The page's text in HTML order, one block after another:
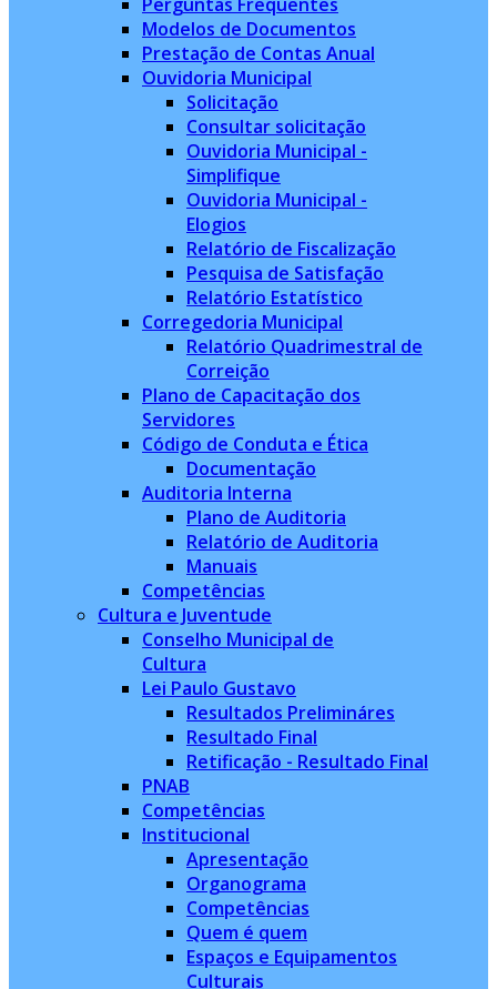
Modelos de Documentos
Prestação de Contas Anual
Ouvidoria Municipal
Solicitação
Consultar solicitação
Ouvidoria Municipal -
Simplifique
Ouvidoria Municipal -
Elogios
Relatório de Fiscalização
Pesquisa de Satisfação
Relatório Estatístico
Corregedoria Municipal
Relatório Quadrimestral de
Correição
Plano de Capacitação dos
Servidores
Código de Conduta e Ética
Documentação
Auditoria Interna
Plano de Auditoria
Relatório de Auditoria
Manuais
Competências
Cultura e Juventude
Conselho Municipal de
Cultura
Lei Paulo Gustavo
Resultados Prelimináres
Resultado Final
Retificação - Resultado Final
PNAB
Competências
Institucional
Apresentação
Organograma
Competências
Quem é quem
Espaços e Equipamentos
Culturais